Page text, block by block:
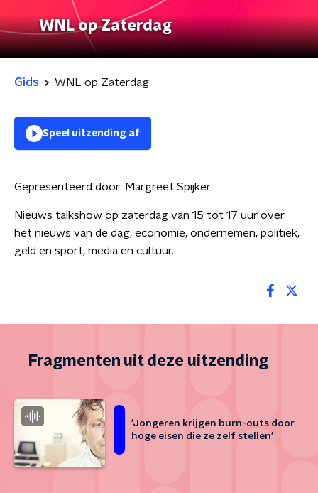
WNL op Zaterdag
Gids WNL op Zaterdag
Speel uitzending af
Gepresenteerd door: Margreet Spijker
Nieuws talkshow op zaterdag van 15 tot 17 uur over
het nieuws van de dag, economie, ondernemen, politiek,
geld en sport, media en cultuur.
Fragmenten uit deze uitzending
'Jongeren krijgen burn-outs door
hoge eisen die ze zelf stellen'